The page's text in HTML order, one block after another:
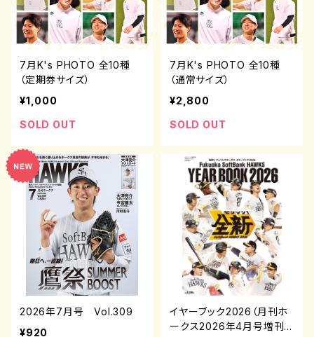
7月K's PHOTO 全10種
（定期券サイズ）
¥1,000
SOLD OUT
7月K's PHOTO 全10種
（通常サイズ）
¥2,800
SOLD OUT
2026年7月号 Vol.309
¥920
イヤーブック2026（月刊ホ
ークス2026年4月号増刊）